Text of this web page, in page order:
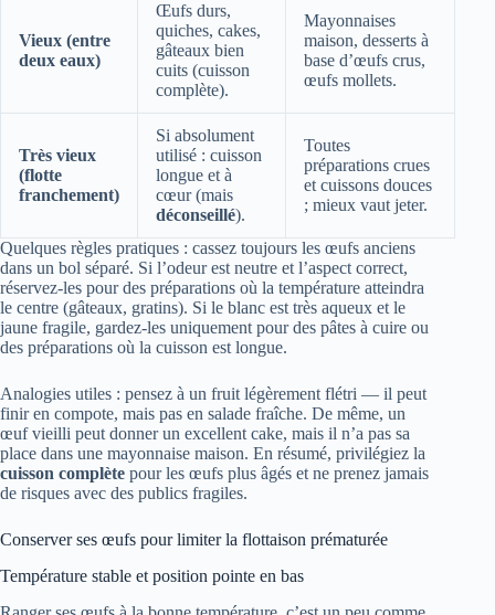
Vieux (entre
deux eaux)
Œufs durs,
quiches, cakes,
gâteaux bien
cuits (cuisson
complète).
Mayonnaises
maison, desserts à
base d’œufs crus,
œufs mollets.
Très vieux
(flotte
franchement)
Si absolument
utilisé : cuisson
longue et à
cœur (mais
déconseillé).
Toutes
préparations crues
et cuissons douces
; mieux vaut jeter.
Quelques règles pratiques : cassez toujours les œufs anciens
dans un bol séparé. Si l’odeur est neutre et l’aspect correct,
réservez‑les pour des préparations où la température atteindra
le centre (gâteaux, gratins). Si le blanc est très aqueux et le
jaune fragile, gardez‑les uniquement pour des pâtes à cuire ou
des préparations où la cuisson est longue.
Analogies utiles : pensez à un fruit légèrement flétri — il peut
finir en compote, mais pas en salade fraîche. De même, un
œuf vieilli peut donner un excellent cake, mais il n’a pas sa
place dans une mayonnaise maison. En résumé, privilégiez la
cuisson complète pour les œufs plus âgés et ne prenez jamais
de risques avec des publics fragiles.
Conserver ses œufs pour limiter la flottaison prématurée
Température stable et position pointe en bas